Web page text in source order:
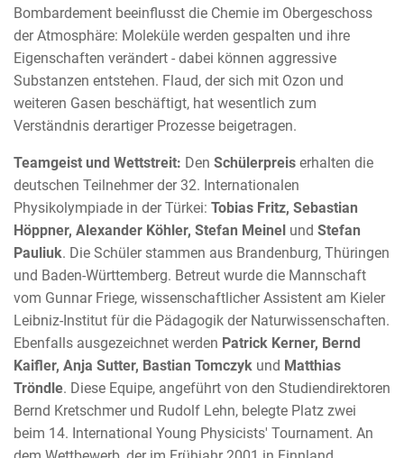
Bombardement beeinflusst die Chemie im Obergeschoss
der Atmosphäre: Moleküle werden gespalten und ihre
Eigenschaften verändert - dabei können aggressive
Substanzen entstehen. Flaud, der sich mit Ozon und
weiteren Gasen beschäftigt, hat wesentlich zum
Verständnis derartiger Prozesse beigetragen.
Teamgeist und Wettstreit: Den Schülerpreis erhalten die
deutschen Teilnehmer der 32. Internationalen
Physikolympiade in der Türkei: Tobias Fritz, Sebastian
Höppner, Alexander Köhler, Stefan Meinel und Stefan
Pauliuk. Die Schüler stammen aus Brandenburg, Thüringen
und Baden-Württemberg. Betreut wurde die Mannschaft
vom Gunnar Friege, wissenschaftlicher Assistent am Kieler
Leibniz-Institut für die Pädagogik der Naturwissenschaften.
Ebenfalls ausgezeichnet werden Patrick Kerner, Bernd
Kaifler, Anja Sutter, Bastian Tomczyk und Matthias
Tröndle. Diese Equipe, angeführt von den Studiendirektoren
Bernd Kretschmer und Rudolf Lehn, belegte Platz zwei
beim 14. International Young Physicists' Tournament. An